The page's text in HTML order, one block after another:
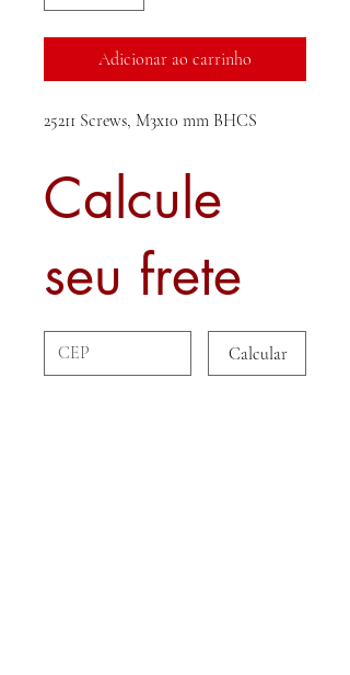
Adicionar ao carrinho
25211 Screws, M3x10 mm BHCS
Calcule
seu frete
Calcular